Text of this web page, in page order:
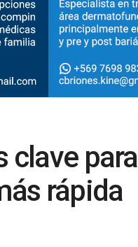
clave para
rápida